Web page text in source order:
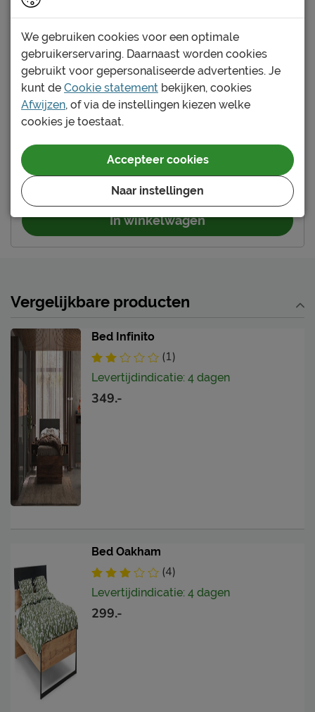
Uitvoering
Elektrisch verstelbare
bedbodem mogelijk?
Niet mogelijk
Modelnaam hoofdbord lafabrica
Goed om te weten
doekje
Garantie
3 jaar garantie volgens
Beter Bed voorwaarden
Montage
niet inbegrepen
Duurzaamheid
Leveranciersinformatie
Naam
Locatie
Uden, Nederland
Emailadres
info@beterbed.nl
Yes, dit wordt hem!
Bed Lafabrica
Maat:120 x 200 cm
Kleur
artisan oak/stone
249.-
In winkelwagen
Vergelijkbare producten
Bed Infinito
(1)
Levertijdindicatie: 4 dagen
349.-
Bed Oakham
(4)
Levertijdindicatie: 4 dagen
299.-
We gebruiken cookies voor een optimale
gebruikerservaring. Daarnaast worden cookies
gebruikt voor gepersonaliseerde advertenties. Je
kunt de Cookie statement bekijken, cookies
Afwijzen, of via de instellingen kiezen welke
cookies je toestaat.
Naar instellingen
Accepteer cookies